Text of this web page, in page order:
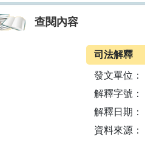
查閱內容
司法解釋
發文單位：
解釋字號：
解釋日期：
資料來源：